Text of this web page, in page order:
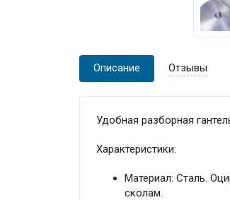
Описание Отзывы
Удобная разборная
Характеристики:
Материал: Сталь.
сколам.